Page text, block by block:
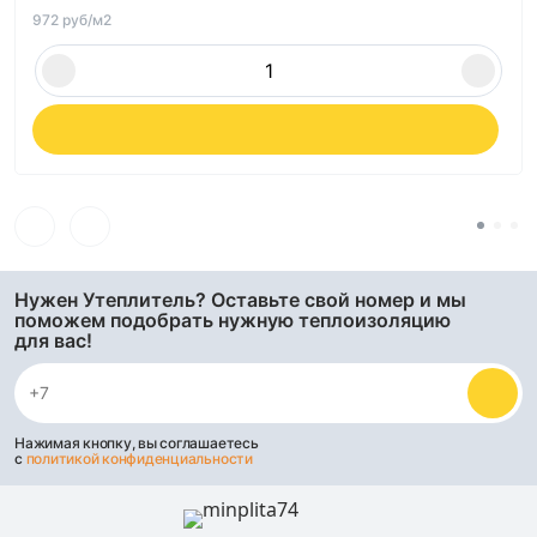
972 руб/м2
Нужен Утеплитель? Оставьте свой номер и мы
поможем подобрать нужную теплоизоляцию
для вас!
Нажимая кнопку, вы соглашаетесь
с политикой конфиденциальности